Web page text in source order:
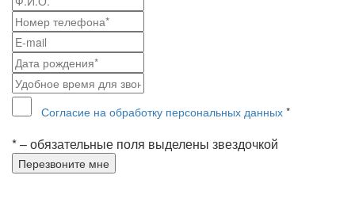
Согласие на обработку персональных данных *
* – обязательные поля выделены звездочкой